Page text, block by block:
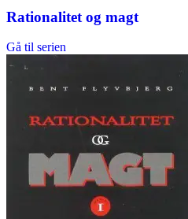
Rationalitet og magt
Gå til serien